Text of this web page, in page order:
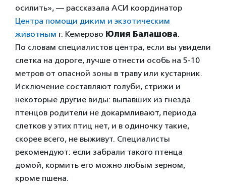
осилить», — рассказала АСИ координатор
Центра помощи диким и экзотическим
животным г. Кемерово Юлия Балашова.
По словам специалистов центра, если вы увидели
слетка на дороге, лучше отнести особь на 5-10
метров от опасной зоны в траву или кустарник.
Исключение составляют голуби, стрижи и
некоторые другие виды: выпавших из гнезда
птенцов родители не докармливают, периода
слетков у этих птиц нет, и в одиночку такие,
скорее всего, не выживут. Специалисты
рекомендуют: если забрали такого птенца
домой, кормить его можно любым зерном,
кроме пшена.